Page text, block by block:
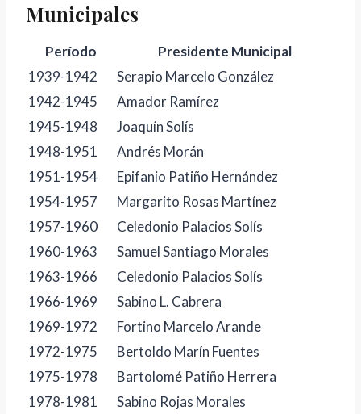
Municipales
Período
Presidente Municipal
1939-1942
Serapio Marcelo González
1942-1945
Amador Ramírez
1945-1948
Joaquín Solís
1948-1951
Andrés Morán
1951-1954
Epifanio Patiño Hernández
1954-1957
Margarito Rosas Martínez
1957-1960
Celedonio Palacios Solís
1960-1963
Samuel Santiago Morales
1963-1966
Celedonio Palacios Solís
1966-1969
Sabino L. Cabrera
1969-1972
Fortino Marcelo Arande
1972-1975
Bertoldo Marín Fuentes
1975-1978
Bartolomé Patiño Herrera
1978-1981
Sabino Rojas Morales